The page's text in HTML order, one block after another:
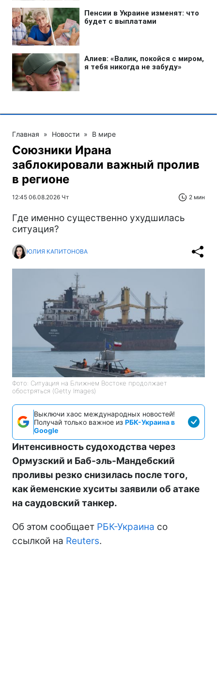
Главная » Новости » В мире
Союзники Ирана
заблокировали важный пролив
в регионе
12:45 06.08.2026 Чт 2 мин
Где именно существенно ухудшилась
ситуация?
ЮЛИЯ КАПИТОНОВА
Фото: Ситуация на Ближнем Востоке продолжает
обостряться (Getty Images)
Выключи хаос международных новостей!
Получай только важное из РБК-Украина в
Google
Интенсивность судоходства через
Ормузский и Баб-эль-Мандебский
проливы резко снизилась после того,
как йеменские хуситы заявили об атаке
на саудовский танкер.
Об этом сообщает РБК-Украина со
ссылкой на Reuters.